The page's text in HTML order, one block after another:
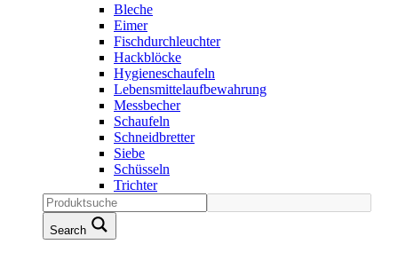
Bleche
Eimer
Fischdurchleuchter
Hackblöcke
Hygieneschaufeln
Lebensmittelaufbewahrung
Messbecher
Schaufeln
Schneidbretter
Siebe
Schüsseln
Trichter
Search